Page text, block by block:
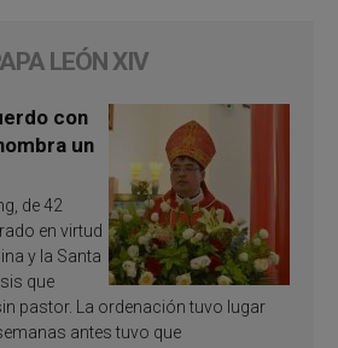
LEÓN XIV
con
un
de 42
en virtud
y la Santa
que
pastor. La ordenación tuvo lugar
antes tuvo que